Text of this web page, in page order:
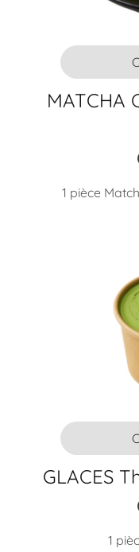
MATCHA
1 pièce
GLACES
1